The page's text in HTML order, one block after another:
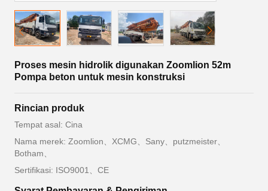
Proses mesin hidrolik digunakan Zoomlion 52m
Pompa beton untuk mesin konstruksi
Rincian produk
Tempat asal: Cina
Nama merek: Zoomlion、XCMG、Sany、putzmeister、
Botham、
Sertifikasi: ISO9001、CE